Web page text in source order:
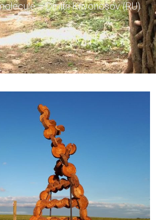
– Dmitri Krivonosov (RU)